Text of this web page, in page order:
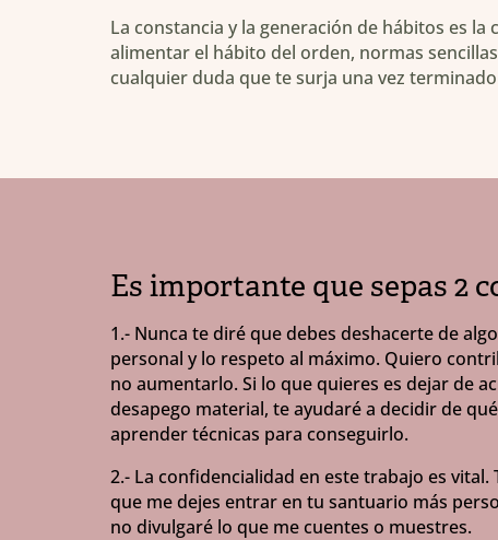
La constancia y la generación de hábitos es
alimentar el hábito del orden, normas
cualquier duda que te surja una vez
Es importante que sepas 2
1.- Nunca te diré que debes deshacerte de
personal y lo respeto al máximo. Quiero
no aumentarlo. Si lo que quieres es dejar de
desapego material, te ayudaré a decidir de
aprender técnicas para conseguirlo.
2.- La confidencialidad en este trabajo es vital.
que me dejes entrar en tu santuario más
no divulgaré lo que me cuentes o muestres.